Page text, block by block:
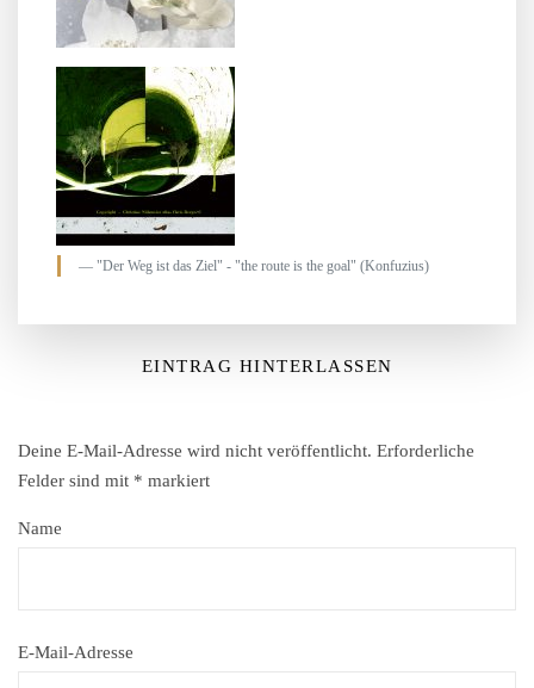
"Der Weg ist das Ziel" - "the route is the goal" (Konfuzius)
EINTRAG HINTERLASSEN
Deine E-Mail-Adresse wird nicht veröffentlicht. Erforderliche
Felder sind mit * markiert
Name
E-Mail-Adresse